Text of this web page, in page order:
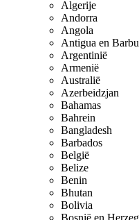
Algerije
Andorra
Angola
Antigua en
Argentinië
Armenië
Australië
Azerbeidzjan
Bahamas
Bahrein
Bangladesh
Barbados
België
Belize
Benin
Bhutan
Bolivia
Bosnië en